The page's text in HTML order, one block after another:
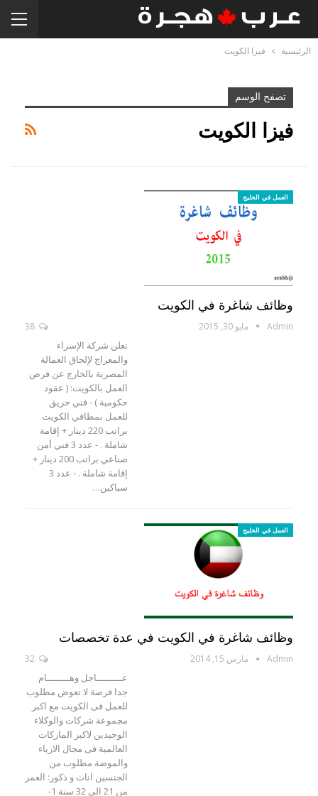
الرئيسية فيزا الكويت
تصفح الوسم
فيزا الكويت
العمل في الخليج
وظائف شاغرة في الكويت
Admin مايو 30, 2015
تعلن شركة الإسراء
والمعراج لإلحاق العمالة
المصرية بالخارج عن فرص
العمل بالكويت: ( عقود
حكومية ) - فني حريق
للعمل بمطافي الكويت
براتب 220 دينار + إقامة
شاملة . - عدد 3 فني أمن
صناعي براتب 200 دينار +
إقامة شاملة . - عدد 3
سباكين…
العمل في الخليج
وظائف شاغرة في الكويت في عدة تخصصات
Admin مارس 15, 2014
عـــــــــاجل وهــــــــام
جدا فرصة لا تعوض مطلوب
للعمل فى الكويت مع اكبر
مجموعة شركات والوكلاء
الوحيدين لاكبر الماركات
العالمية فى مجال الازياء
والموضة مطلوب من
الجنسين اناث و ذكور: العمر
من 21 الى 32 سنة 1-